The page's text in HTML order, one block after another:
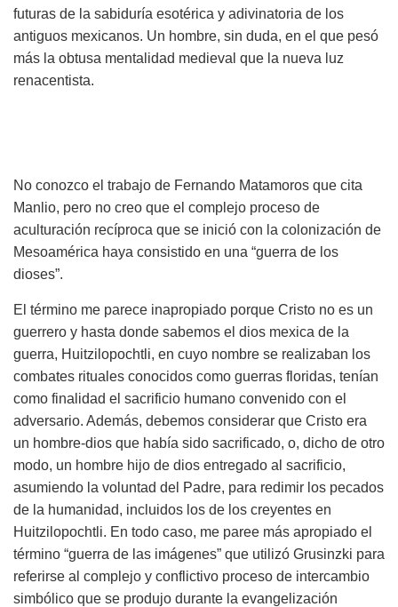
futuras de la sabiduría esotérica y adivinatoria de los
antiguos mexicanos. Un hombre, sin duda, en el que pesó
más la obtusa mentalidad medieval que la nueva luz
renacentista.
No conozco el trabajo de Fernando Matamoros que cita
Manlio, pero no creo que el complejo proceso de
aculturación recíproca que se inició con la colonización de
Mesoamérica haya consistido en una “guerra de los
dioses”.
El término me parece inapropiado porque Cristo no es un
guerrero y hasta donde sabemos el dios mexica de la
guerra, Huitzilopochtli, en cuyo nombre se realizaban los
combates rituales conocidos como guerras floridas, tenían
como finalidad el sacrificio humano convenido con el
adversario. Además, debemos considerar que Cristo era
un hombre-dios que había sido sacrificado, o, dicho de otro
modo, un hombre hijo de dios entregado al sacrificio,
asumiendo la voluntad del Padre, para redimir los pecados
de la humanidad, incluidos los de los creyentes en
Huitzilopochtli. En todo caso, me paree más apropiado el
término “guerra de las imágenes” que utilizó Grusinzki para
referirse al complejo y conflictivo proceso de intercambio
simbólico que se produjo durante la evangelización